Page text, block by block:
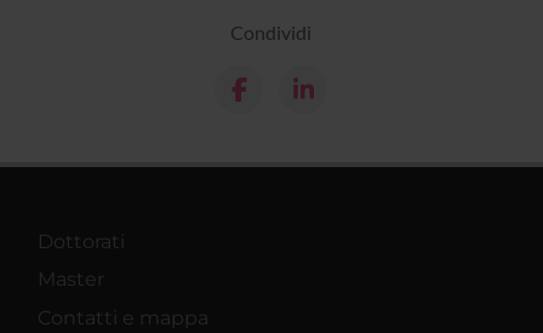
Condividi
Dottorati
Master
Contatti e mappa